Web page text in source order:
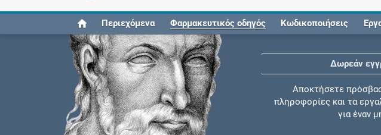
Περιεχόμενα Φαρμακευτικός οδηγός Κωδικοποιήσεις
Δωρεάν
Αποκτήσετε
πληροφορίες και τα
για έναν